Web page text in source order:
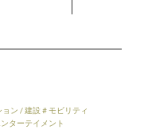
ョン / 建設 ＃モビリティ
ンターテイメント